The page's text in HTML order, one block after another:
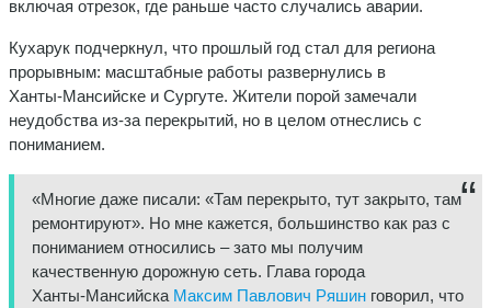
включая отрезок, где раньше часто случались аварии.
Кухарук подчеркнул, что прошлый год стал для региона
прорывным: масштабные работы развернулись в
Ханты‑Мансийске и Сургуте. Жители порой замечали
неудобства из‑за перекрытий, но в целом отнеслись с
пониманием.
«Многие даже писали: «Там перекрыто, тут закрыто, там
ремонтируют». Но мне кажется, большинство как раз с
пониманием относились – зато мы получим
качественную дорожную сеть. Глава города
Ханты‑Мансийска Максим Павлович Ряшин говорил, что